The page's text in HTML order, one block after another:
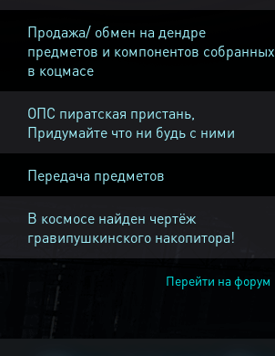
Продажа/ обмен на дендре
предметов и компонентов собранных
в коцмасе
ОПС пиратская пристань,
Придумайте что ни будь с ними
Передача предметов
В космосе найден чертёж
гравипушкинского накопитора!
Перейти на форум